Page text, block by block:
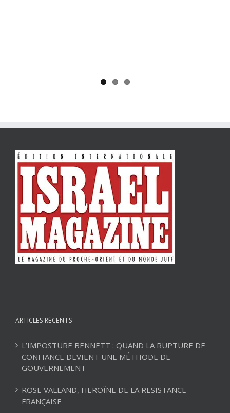
ARTICLES RÉCENTS
L’IMPOSTURE BENNETT : QUAND LA RUPTURE DE
CONFIANCE DEVIENT UNE MÉTHODE DE
GOUVERNEMENT
ROSE VALLAND, HEROÏNE DE LA RESISTANCE
FRANÇAISE